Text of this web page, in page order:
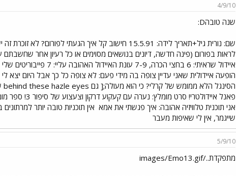
4/9/10
שנה טובהD:
שם: נורית גיל+תאריך לידה: 15.5.91 חישוב קל איך הגעתי לפורום? לא זוכרת זה ישן מדי הדבר שאני הכי אוהב בפורום: האווירה וירידות על מתמודדים
לראות בפורום (פינה חדשה, דיונים בנושאים מסוימים או כל רעיון אחר
הופעה איידולית שאני עדיין צופה בה מידי פעם: לא צופה כל כך אבל היום יצא
פאנל
אני תוכנית טלוויזיה אהובה: איך פגשתי את אמא אין תוכניות טובה יותר
שייגמר, אין לי שאיפות מעבר
5/9/10
מתפקדת../images/Emo13.gif